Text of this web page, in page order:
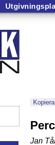
Jan